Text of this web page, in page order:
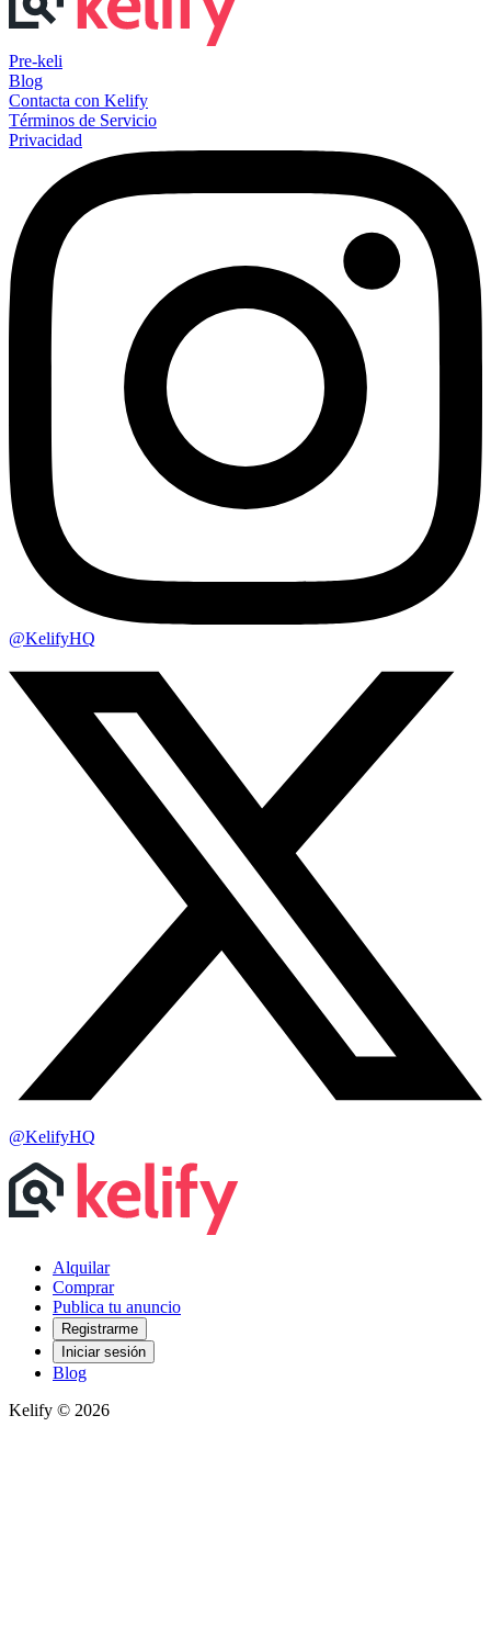
Pre-keli
Blog
Contacta con Kelify
Términos de Servicio
Privacidad
@KelifyHQ
@KelifyHQ
Alquilar
Comprar
Publica tu anuncio
Registrarme
Iniciar sesión
Blog
Kelify © 2026